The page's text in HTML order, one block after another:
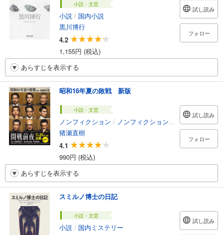
小説・文芸
小説 / 国内小説
黒川博行
4.2
1,155円 (税込)
試し読み
フォロー
あらすじを表示する
昭和16年夏の敗戦 新版
小説・文芸
ノンフィクション / ノンフィクション・ドキュメンタリー
猪瀬直樹
4.1
990円 (税込)
試し読み
フォロー
あらすじを表示する
スミルノ博士の日記
小説・文芸
小説 / 国内ミステリー
試し読み